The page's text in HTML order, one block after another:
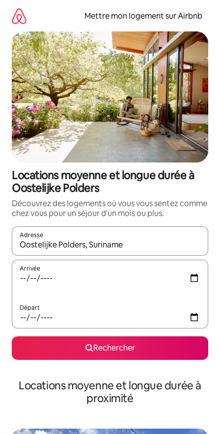
directement
contenu
Mettre mon logement sur Airbnb
Locations moyenne et longue durée à
Oostelijke Polders
Découvrez des logements où vous vous sentez comme
chez vous pour un séjour d'un mois ou plus.
Adresse
Lorsque les résultats s'affichent, utilisez les flèches vers le
Arrivée
Départ
Rechercher
Locations moyenne et longue durée à
proximité